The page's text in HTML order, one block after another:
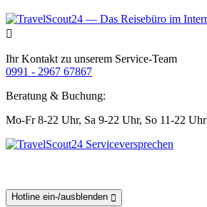
Ihr Kontakt zu unserem Service-Team
0991 - 2967 67867
Beratung & Buchung:
Mo-Fr 8-22 Uhr, Sa 9-22 Uhr, So 11-22 Uhr
Hotline ein-/ausblenden